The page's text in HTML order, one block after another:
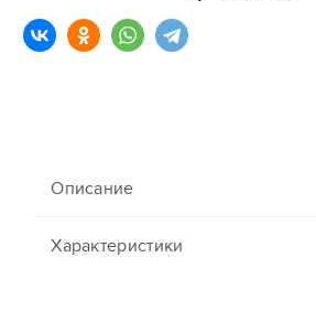
Описание
Характеристики